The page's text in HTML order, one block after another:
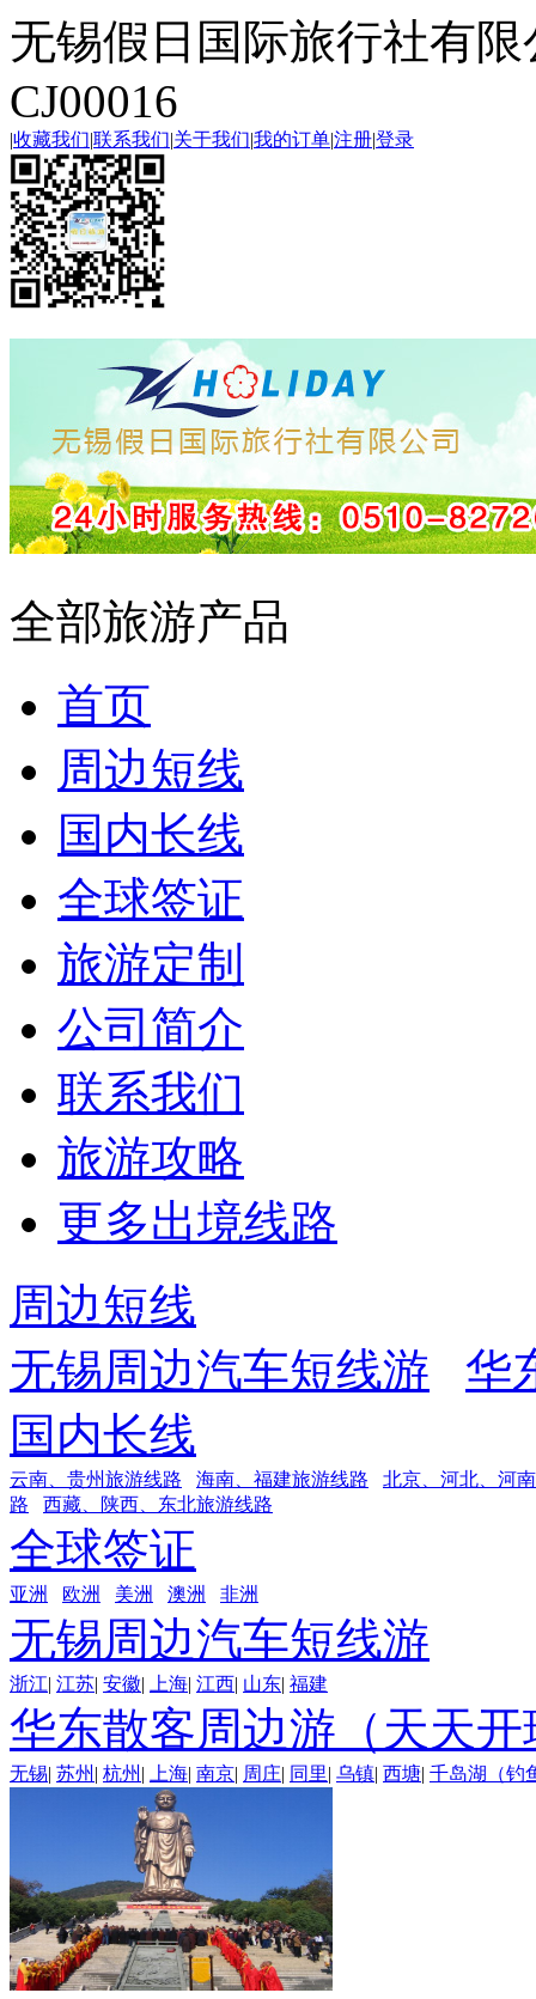
无锡假日国际旅行社有限
CJ00016
|收藏我们|联系我们|关于我们|我的订单|注册|登录
全部旅游产品
首页
周边短线
国内长线
全球签证
旅游定制
公司简介
联系我们
旅游攻略
更多出境线路
周边短线
无锡周边汽车短线游
华
国内长线
云南、贵州旅游线路 海南、福建旅游线路
北京、河北、河
路
西藏、陕西、东北旅游线路
全球签证
亚洲 欧洲 美洲 澳洲 非洲
无锡周边汽车短线游
浙江| 江苏| 安徽| 上海| 江西| 山东| 福建
华东散客周边游（天天开
无锡| 苏州 | 杭州 | 上海| 南京| 周庄| 同里| 乌镇| 西塘| 千岛湖（钓